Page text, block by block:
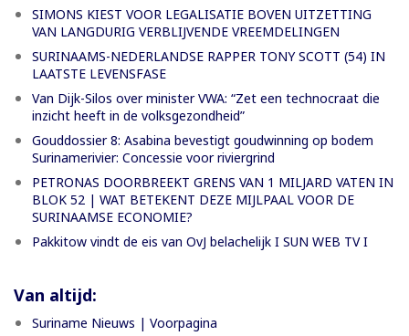
SIMONS KIEST VOOR LEGALISATIE BOVEN UITZETTING
VAN LANGDURIG VERBLIJVENDE VREEMDELINGEN
SURINAAMS-NEDERLANDSE RAPPER TONY SCOTT (54) IN
LAATSTE LEVENSFASE
Van Dijk-Silos over minister VWA: “Zet een technocraat die
inzicht heeft in de volksgezondheid”
Gouddossier 8: Asabina bevestigt goudwinning op bodem
Surinamerivier: Concessie voor riviergrind
PETRONAS DOORBREEKT GRENS VAN 1 MILJARD VATEN IN
BLOK 52 | WAT BETEKENT DEZE MIJLPAAL VOOR DE
SURINAAMSE ECONOMIE?
Pakkitow vindt de eis van OvJ belachelijk I SUN WEB TV I
Van altijd:
Suriname Nieuws | Voorpagina